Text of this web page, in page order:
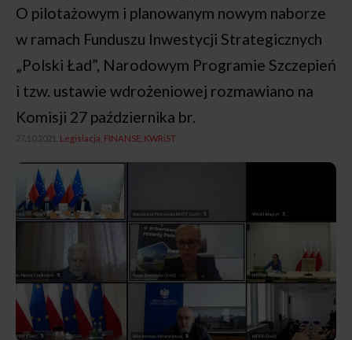
O pilotażowym i planowanym nowym naborze
w ramach Funduszu Inwestycji Strategicznych
„Polski Ład”, Narodowym Programie Szczepień
i tzw. ustawie wdrożeniowej rozmawiano na
Komisji 27 października br.
27.10.2021, Legislacja FINANSE KWRiST